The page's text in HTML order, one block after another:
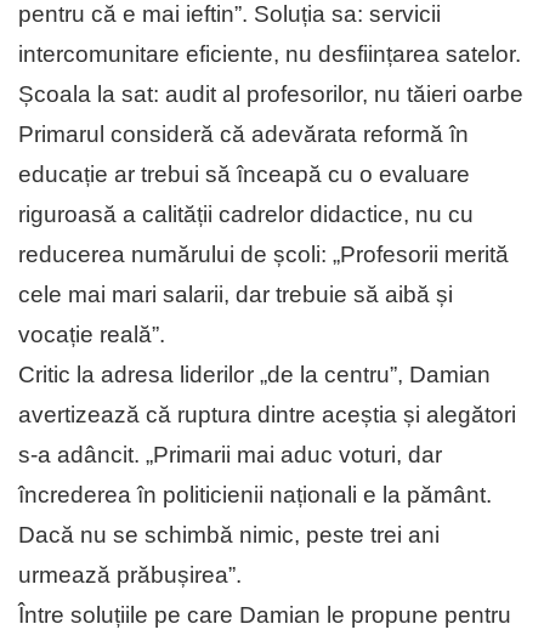
pentru că e mai ieftin”. Soluția sa: servicii
intercomunitare eficiente, nu desființarea satelor.
Școala la sat: audit al profesorilor, nu tăieri oarbe
Primarul consideră că adevărata reformă în
educație ar trebui să înceapă cu o evaluare
riguroasă a calității cadrelor didactice, nu cu
reducerea numărului de școli: „Profesorii merită
cele mai mari salarii, dar trebuie să aibă și
vocație reală”.
Critic la adresa liderilor „de la centru”, Damian
avertizează că ruptura dintre aceștia și alegători
s-a adâncit. „Primarii mai aduc voturi, dar
încrederea în politicienii naționali e la pământ.
Dacă nu se schimbă nimic, peste trei ani
urmează prăbușirea”.
Între soluțiile pe care Damian le propune pentru